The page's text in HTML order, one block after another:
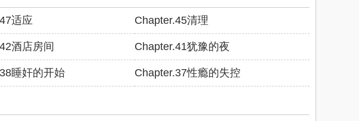
适应 Chapter.45清理
酒店房间 Chapter.41犹豫的夜
睡奸的开始 Chapter.37性瘾的失控